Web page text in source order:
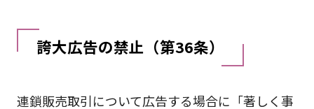
誇大広告の禁止（第36条）
連鎖販売取引について広告する場合に「著しく事